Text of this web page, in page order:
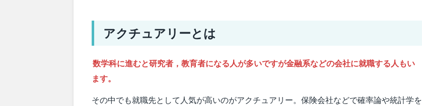
アクチュアリーとは
数学科に進むと研究者，教育者になる人が多いですが金融系などの会社に就職する人もい
ます。
その中でも就職先として人気が高いのがアクチュアリー。保険会社などで確率論や統計学を